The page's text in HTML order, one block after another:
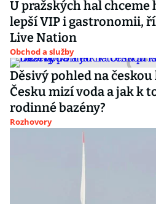
U pražských hal chceme
lepší VIP i gastronomii,
Live Nation
Obchod a služby
Děsivý pohled na
Česku mizí voda a jak k
rodinné bazény?
Rozhovory